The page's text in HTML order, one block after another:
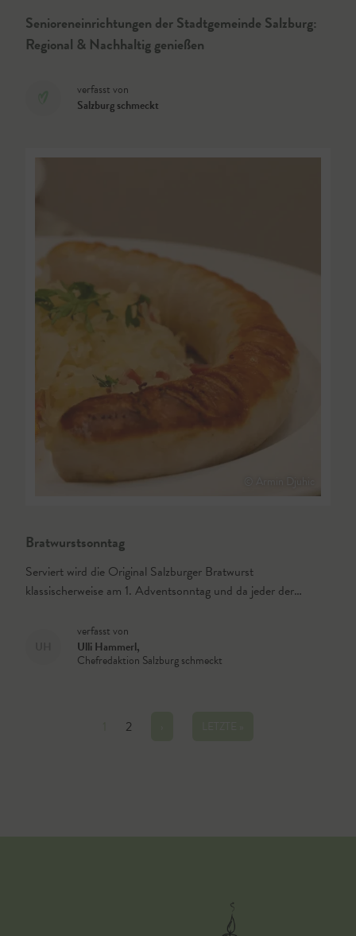
Senioreneinrichtungen der Stadtgemeinde Salzburg:
Regional & Nachhaltig genießen
verfasst von
Salzburg schmeckt
Bratwurstsonntag
Serviert wird die Original Salzburger Bratwurst
klassischerweise am 1. Adventsonntag und da jeder der…
verfasst von
Ulli Hammerl,
Chefredaktion Salzburg schmeckt
AktuellePage
2